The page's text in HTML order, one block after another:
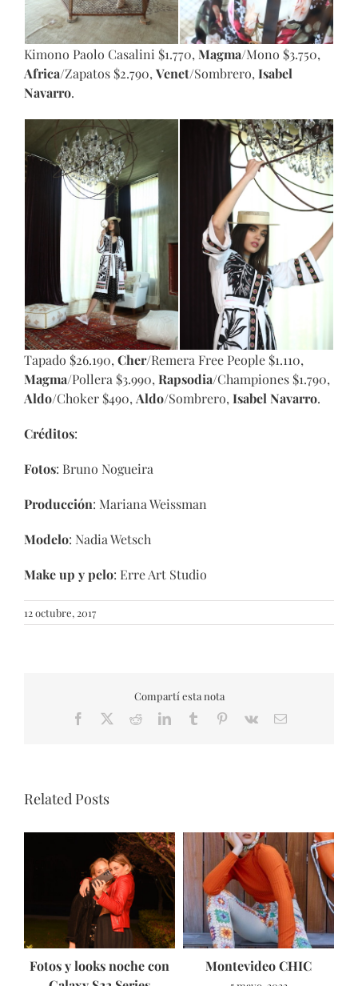
Kimono Paolo Casalini $1.770, Magma/Mono $3.750,
Africa/Zapatos $2.790, Venet/Sombrero, Isabel
Navarro.
Tapado $26.190, Cher/Remera Free People $1.110,
Magma/Pollera $3.990, Rapsodia/Championes $1.790,
Aldo/Choker $490, Aldo/Sombrero, Isabel Navarro.
Créditos:
Fotos: Bruno Nogueira
Producción: Mariana Weissman
Modelo: Nadia Wetsch
Make up y pelo: Erre Art Studio
12 octubre, 2017
Compartí esta nota
Facebook RedditLinkedInTumblr Pinterest
Vk Email
Related Posts
Fotos y looks noche con
Montevideo CHIC